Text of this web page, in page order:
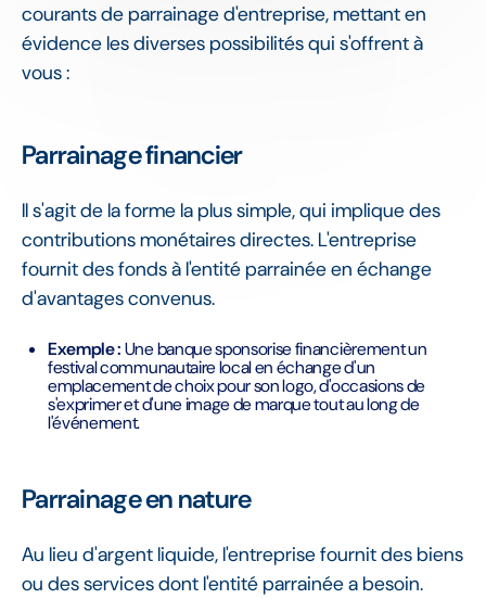
courants de parrainage d'entreprise, mettant en
évidence les diverses possibilités qui s'offrent à
vous :
Parrainage financier
Il s'agit de la forme la plus simple, qui implique des
contributions monétaires directes. L'entreprise
fournit des fonds à l'entité parrainée en échange
d'avantages convenus.
Exemple :Une banque sponsorise financièrement un
festival communautaire local en échange d'un
emplacement de choix pour son logo, d'occasions de
s'exprimer et d'une image de marque tout au long de
l'événement.
Parrainage en nature
Au lieu d'argent liquide, l'entreprise fournit des biens
ou des services dont l'entité parrainée a besoin.